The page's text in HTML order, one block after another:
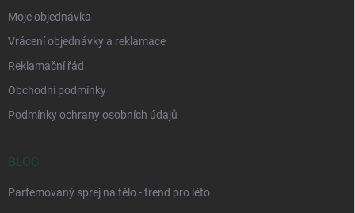
Moje objednávka
Vrácení objednávky a reklamace
Reklamační řád
Obchodní podmínky
Podmínky ochrany osobních údajů
BLOG
Parfemovaný sprej na tělo - trend pro léto